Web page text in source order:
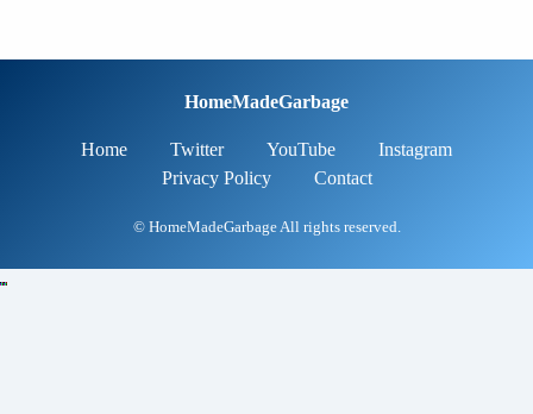
HomeMadeGarbage
Home Twitter YouTube
Instagram
Privacy Policy
Contact
© HomeMadeGarbage All rights reserved.